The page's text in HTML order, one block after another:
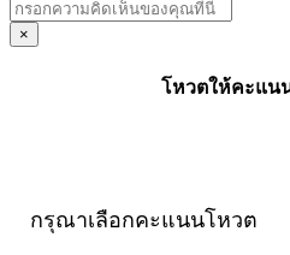
×
โหวตให้คะแน
กรุณาเลือกคะแนนโหวต